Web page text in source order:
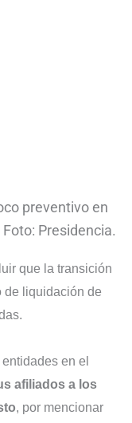
preventivo en
Presidencia.
que la transición
de liquidación de
en el
afiliados a los
, por mencionar